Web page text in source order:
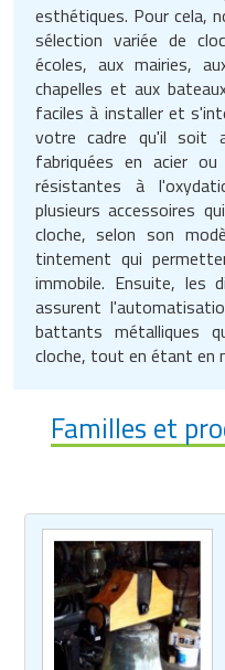
Ustensile cuisine
Vêtements
Vitrines pour magasin
Traitement de l'air
Traitement des eaux
Trancheuse
Transformateur
Tubes et profilés
Tuyau flexible
Tuyau galvanisé
Ventilateurs et
Tapis de bureau
Tapis et caillebotis
Traitement des surfaces
Traitement du linge
Vestiaires et casiers
Equipements de
Equipements de karting
Equipements pour
Equipements pour roller
Equipements pour
Equipements pour
sportif
Jeu gymnique
Matériel de fitness
Matériel de musculation
Vêtement sportif
Pétrin professionnel
Piano de cuisson
Plats et plateaux
Pompes à sauce
Portes commandes
Présentoir pour
Réchaud professionnel
Restauration foraine
Rôtisserie
Sautause professionnelle
Table de cuisson
esthétiques. Pour cela,
sélection variée de
écoles, aux mairies,
chapelles et aux
faciles à installer et
votre cadre qu'il soit
fabriquées en acier
résistantes à
plusieurs accessoires
cloche, selon son
tintement qui
immobile. Ensuite, les
assurent
battants métalliques
cloche, tout en étant en
Familles et